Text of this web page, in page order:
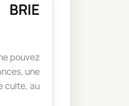
pouvez
une
culte, au